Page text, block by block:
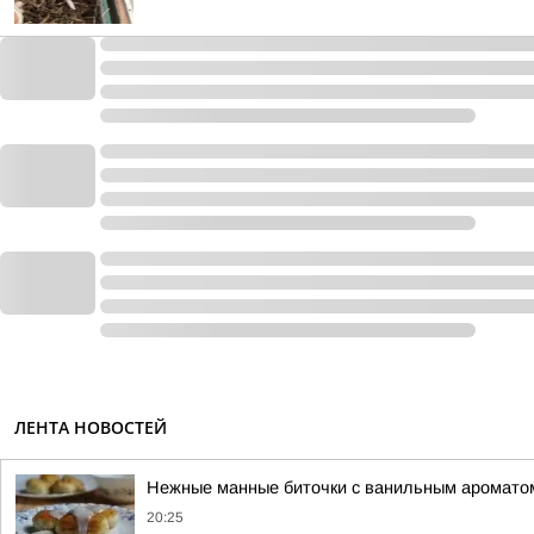
ЛЕНТА НОВОСТЕЙ
Нежные манные биточки с ванильным
20:25